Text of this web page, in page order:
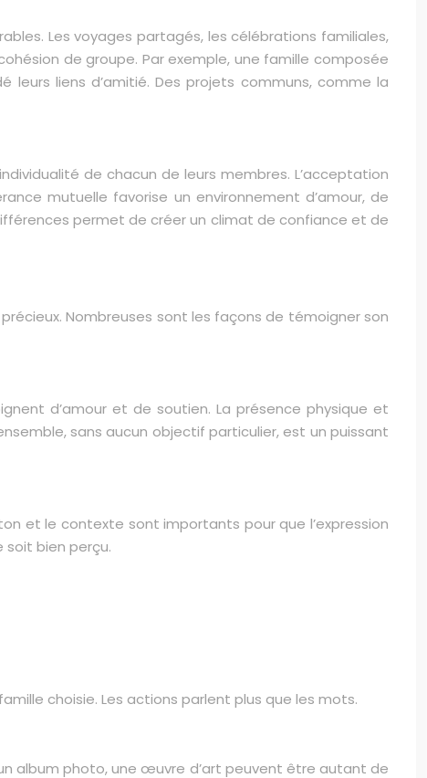
Les voyages partagés, les célébrations familiales,
de groupe. Par exemple, une famille composée
leurs liens d’amitié. Des projets communs, comme la
de chacun de leurs membres. L’acceptation
mutuelle favorise un environnement d’amour, de
permet de créer un climat de confiance et de
Nombreuses sont les façons de témoigner son
d’amour et de soutien. La présence physique et
sans aucun objectif particulier, est un puissant
et le contexte sont importants pour que l’expression
bien perçu.
choisie. Les actions parlent plus que les mots.
album photo, une œuvre d’art peuvent être autant de